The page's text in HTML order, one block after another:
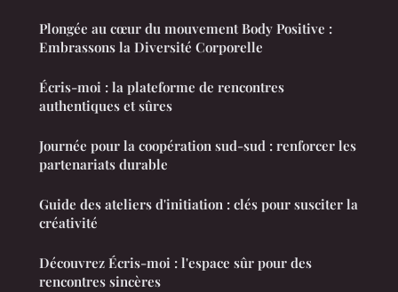
Plongée au cœur du mouvement Body Positive :
Embrassons la Diversité Corporelle
Écris-moi : la plateforme de rencontres
authentiques et sûres
Journée pour la coopération sud-sud : renforcer les
partenariats durable
Guide des ateliers d'initiation : clés pour susciter la
créativité
Découvrez Écris-moi : l'espace sûr pour des
rencontres sincères